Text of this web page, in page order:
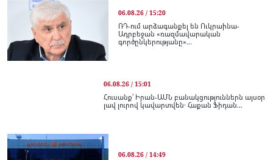
06.08.26 / 15:20
ՌԴ-ում արձագանքել են Ուկրաինա-
Ադրբեջան «ռազմավարական
գործընկերությանը»...
06.08.26 / 15:01
Հուսանք՝ Իրան-ԱՄՆ բանակցություններն այսօր
լավ լուրով կավարտվեն․ Հաքան Ֆիդան...
06.08.26 / 14:49